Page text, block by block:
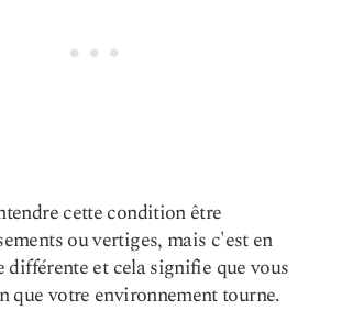
cette condition être
ou vertiges, mais c'est en
différente et cela signifie que vous
que votre environnement tourne.